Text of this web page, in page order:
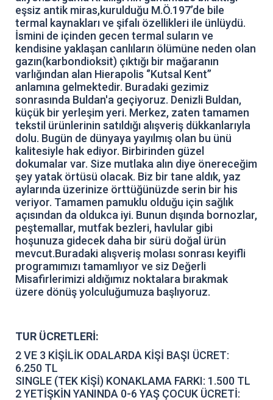
eşsiz antik miras,kurulduğu M.Ö.197’de bile
termal kaynakları ve şifalı özellikleri ile ünlüydü.
İsmini de içinden gecen termal suların ve
kendisine yaklaşan canlıların ölümüne neden olan
gazın(karbondioksit) çıktığı bir mağaranın
varlığından alan Hierapolis ‘’Kutsal Kent’’
anlamına gelmektedir. Buradaki gezimiz
sonrasında Buldan'a geçiyoruz. Denizli Buldan,
küçük bir yerleşim yeri. Merkez, zaten tamamen
tekstil ürünlerinin satıldığı alışveriş dükkanlarıyla
dolu. Bugün de dünyaya yayılmış olan bu ünü
kalitesiyle hak ediyor. Birbirinden güzel
dokumalar var. Size mutlaka alın diye önereceğim
şey yatak örtüsü olacak. Biz bir tane aldık, yaz
aylarında üzerinize örttüğünüzde serin bir his
veriyor. Tamamen pamuklu olduğu için sağlık
açısından da oldukca iyi. Bunun dışında bornozlar,
peştemallar, mutfak bezleri, havlular gibi
hoşunuza gidecek daha bir sürü doğal ürün
mevcut.Buradaki alışveriş molası sonrası keyifli
programımızı tamamlıyor ve siz Değerli
Misafirlerimizi aldığımız noktalara bırakmak
üzere dönüş yolculuğumuza başlıyoruz.
TUR ÜCRETLERİ:
2 VE 3 KİŞİLİK ODALARDA KİŞİ BAŞI ÜCRET:
6.250 TL
SINGLE (TEK KİŞİ) KONAKLAMA FARKI: 1.500 TL
2 YETİŞKİN YANINDA 0-6 YAŞ ÇOCUK ÜCRETİ: